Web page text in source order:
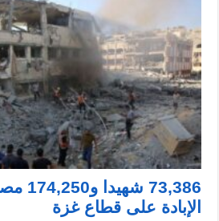
الإبادة على قطاع غزة